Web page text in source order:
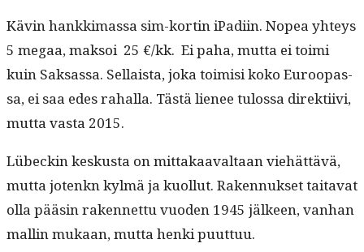
Kävin han­kki­mas­sa sim-kortin iPadi­in. Nopea yhteys
5 megaa, mak­soi 25 €/kk. Ei paha, mut­ta ei toi­mi
kuin Sak­sas­sa. Sel­l­aista, joka toimisi koko Euroopas­
sa, ei saa edes rahal­la. Tästä lie­nee tulos­sa direk­ti­ivi,
mut­ta vas­ta 2015.
Lübeckin keskus­ta on mit­takaaval­taan viehät­tävä,
mut­ta jotenkn kylmä ja kuol­lut. Raken­nuk­set taita­vat
olla pääsin raken­net­tu vuo­den 1945 jäl­keen, van­han
mallin mukaan, mut­ta hen­ki puuttuu.